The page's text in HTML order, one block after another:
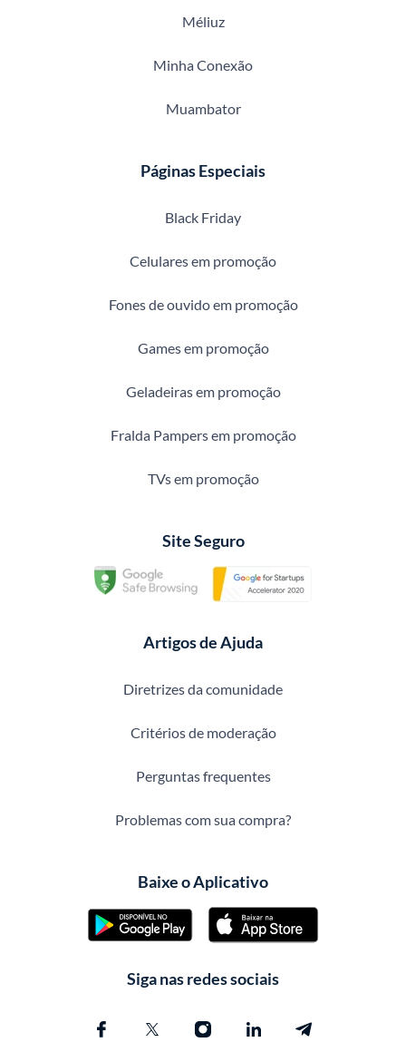
Méliuz
Minha Conexão
Muambator
Páginas Especiais
Black Friday
Celulares em promoção
Fones de ouvido em promoção
Games em promoção
Geladeiras em promoção
Fralda Pampers em promoção
TVs em promoção
Site Seguro
Artigos de Ajuda
Diretrizes da comunidade
Critérios de moderação
Perguntas frequentes
Problemas com sua compra?
Baixe o Aplicativo
Siga nas redes sociais